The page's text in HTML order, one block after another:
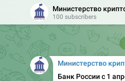
Министерство
100 subscribers
Министерство
Банк России с 1